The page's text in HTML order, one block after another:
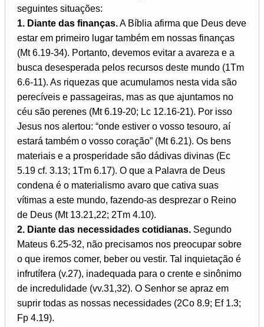
seguintes situações:
1. Diante das finanças.A Bíblia afirma que Deus deve
estar em primeiro lugar também em nossas finanças
(Mt 6.19-34). Portanto, devemos evitar a avareza e a
busca desesperada pelos recursos deste mundo (1Tm
6.6-11). As riquezas que acumulamos nesta vida são
perecíveis e passageiras, mas as que ajuntamos no
céu são perenes (Mt 6.19-20; Lc 12.16-21). Por isso
Jesus nos alertou: “onde estiver o vosso tesouro, aí
estará também o vosso coração” (Mt 6.21). Os bens
materiais e a prosperidade são dádivas divinas (Ec
5.19 cf. 3.13; 1Tm 6.17). O que a Palavra de Deus
condena é o materialismo avaro que cativa suas
vítimas a este mundo, fazendo-as desprezar o Reino
de Deus (Mt 13.21,22; 2Tm 4.10).
2. Diante das necessidades cotidianas. Segundo
Mateus 6.25-32, não precisamos nos preocupar sobre
o que iremos comer, beber ou vestir. Tal inquietação é
infrutífera (v.27), inadequada para o crente e sinônimo
de incredulidade (vv.31,32). O Senhor se apraz em
suprir todas as nossas necessidades (2Co 8.9; Ef 1.3;
Fp 4.19).